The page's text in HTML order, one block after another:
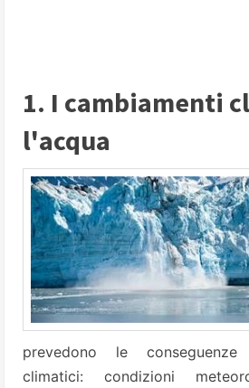
1. I cambiamenti
l'acqua
prevedono le
climatici: condizioni